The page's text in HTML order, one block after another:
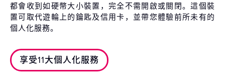
都會收到如硬幣大小裝置，完全不需開啟或關閉。這個裝
置可取代遊輪上的鑰匙及信用卡，並帶您體驗前所未有的
個人化服務。
享受11大個人化服務